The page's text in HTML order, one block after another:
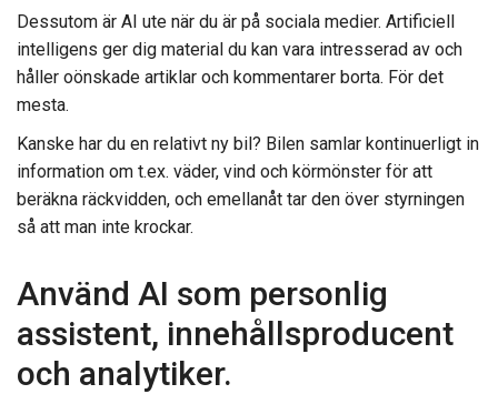
Dessutom är AI ute när du är på sociala medier. Artificiell
intelligens ger dig material du kan vara intresserad av och
håller oönskade artiklar och kommentarer borta. För det
mesta.
Kanske har du en relativt ny bil? Bilen samlar kontinuerligt in
information om t.ex. väder, vind och körmönster för att
beräkna räckvidden, och emellanåt tar den över styrningen
så att man inte krockar.
Använd AI som personlig
assistent, innehållsproducent
och analytiker.